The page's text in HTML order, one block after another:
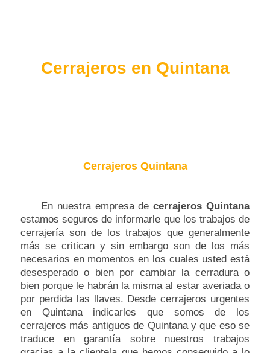
Cerrajeros en Quintana
Cerrajeros Quintana
En nuestra empresa decerrajeros Quintana
estamos seguros de informarle que los trabajos de
cerrajería son de los trabajos que generalmente
más se critican y sin embargo son de los más
necesarios en momentos en los cuales usted está
desesperado o bien por cambiar la cerradura o
bien porque le habrán la misma al estar averiada o
por perdida las llaves. Desde cerrajeros urgentes
en Quintana indicarles que somos de los
cerrajeros más antiguos de Quintana y que eso se
traduce en garantía sobre nuestros trabajos